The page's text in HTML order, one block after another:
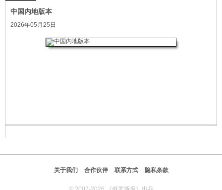
中国内地版本
2026年05月25日
关于我们 合作伙伴 联系方式 隐私条款